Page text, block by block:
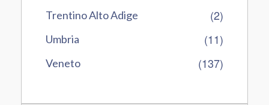
Trentino Alto Adige (2)
Umbria (11)
Veneto (137)